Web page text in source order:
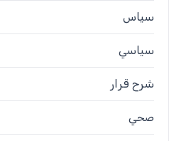
سياس
سياسي
شرح قرار
صحي